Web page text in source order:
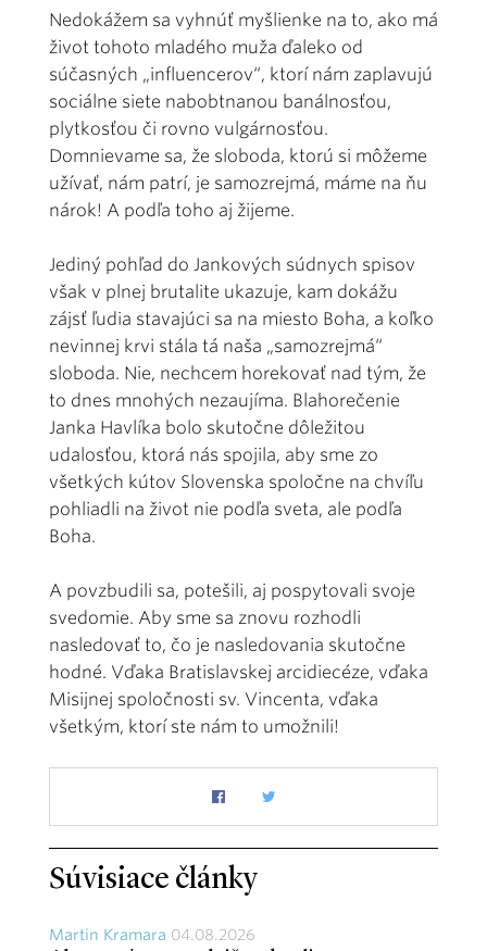
Nedokážem sa vyhnúť myšlienke na to, ako má
život tohoto mladého muža ďaleko od
súčasných „influencerov“, ktorí nám zaplavujú
sociálne siete nabobtnanou banálnosťou,
plytkosťou či rovno vulgárnosťou.
Domnievame sa, že sloboda, ktorú si môžeme
užívať, nám patrí, je samozrejmá, máme na ňu
nárok! A podľa toho aj žijeme.
Jediný pohľad do Jankových súdnych spisov
však v plnej brutalite ukazuje, kam dokážu
zájsť ľudia stavajúci sa na miesto Boha, a koľko
nevinnej krvi stála tá naša „samozrejmá“
sloboda. Nie, nechcem horekovať nad tým, že
to dnes mnohých nezaujíma. Blahorečenie
Janka Havlíka bolo skutočne dôležitou
udalosťou, ktorá nás spojila, aby sme zo
všetkých kútov Slovenska spoločne na chvíľu
pohliadli na život nie podľa sveta, ale podľa
Boha.
A povzbudili sa, potešili, aj pospytovali svoje
svedomie. Aby sme sa znovu rozhodli
nasledovať to, čo je nasledovania skutočne
hodné. Vďaka Bratislavskej arcidiecéze, vďaka
Misijnej spoločnosti sv. Vincenta, vďaka
všetkým, ktorí ste nám to umožnili!
Súvisiace články
Martin Kramara 04.08.2026